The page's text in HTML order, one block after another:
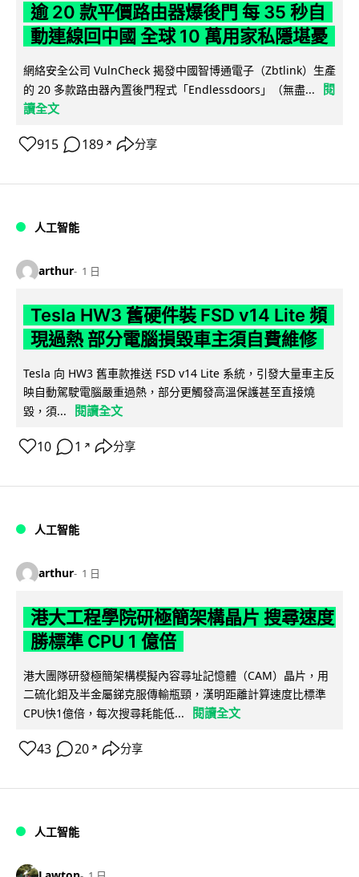
逾 20 款平價路由器爆後門 每 35 秒自
動連線回中國 全球 10 萬用家私隱堪憂
網絡安全公司 VulnCheck 揭發中國智博通電子（Zbtlink）生產
的 20 多款路由器內置後門程式「Endlessdoors」（無盡...
閱
讀全文
915 189 ↗ 分享
人工智能
arthur 1 日
Tesla HW3 舊硬件裝 FSD v14 Lite 頻
現過熱 部分電腦損毀車主須自費維修
Tesla 向 HW3 舊車款推送 FSD v14 Lite 系統，引發大量車主反
映自動駕駛電腦嚴重過熱，部分更觸發高溫保護甚至直接燒
毀，須...
閱讀全文
10 1 ↗ 分享
人工智能
arthur 1 日
港大工程學院研極簡架構晶片 搜尋速度
勝標準 CPU 1 億倍
港大團隊研發極簡架構模擬內容尋址記憶體（CAM）晶片，用
二硫化鉬及半金屬銻克服傳輸瓶頸，漢明距離計算速度比標準
CPU快1億倍，每次搜尋耗能低...
閱讀全文
43 20 ↗ 分享
人工智能